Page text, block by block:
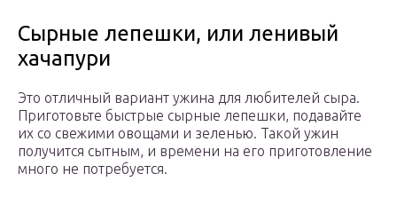
Сырные лепешки, или ленивый
хачапури
Это отличный вариант ужина для любителей сыра.
Приготовьте быстрые сырные лепешки, подавайте
их со свежими овощами и зеленью. Такой ужин
получится сытным, и времени на его приготовление
много не потребуется.